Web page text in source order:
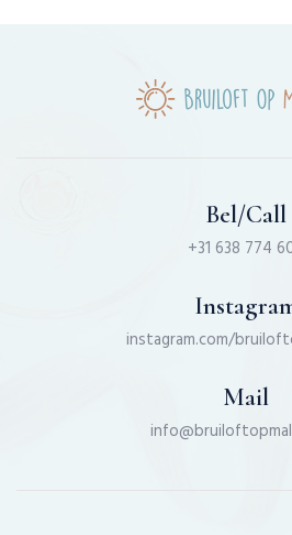
Bel/Call
+31 638 774
instagram.com/
Mail